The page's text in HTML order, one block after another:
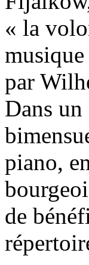
« la
musique
par
Dans
piano,
de